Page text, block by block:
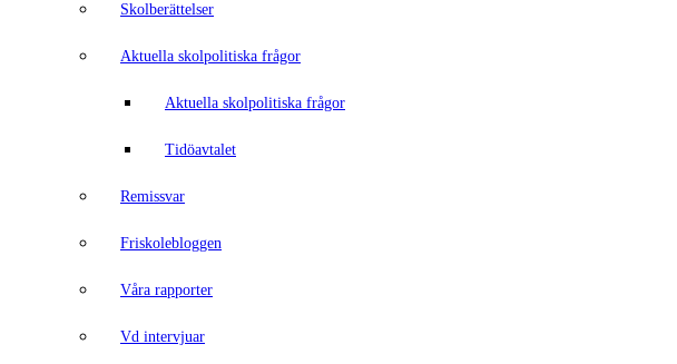
Skolberättelser
Aktuella skolpolitiska frågor
Aktuella skolpolitiska frågor
Tidöavtalet
Remissvar
Friskolebloggen
Våra rapporter
Vd intervjuar